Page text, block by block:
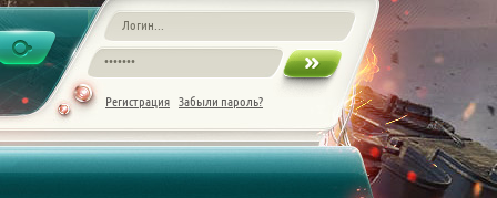
Регистрация Забыли пароль?